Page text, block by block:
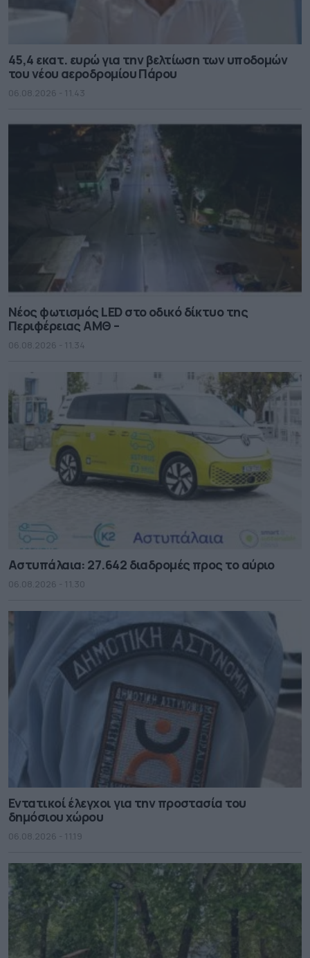
45,4 εκατ. ευρώ για την βελτίωση των υποδομών
του νέου αεροδρομίου Πάρου
06.08.2026 - 11.43
Νέος φωτισμός LED στο οδικό δίκτυο της
Περιφέρειας ΑΜΘ –
06.08.2026 - 11.34
Αστυπάλαια: 27.642 διαδρομές προς το αύριο
06.08.2026 - 11.30
Εντατικοί έλεγχοι για την προστασία του
δημόσιου χώρου
06.08.2026 - 11.19